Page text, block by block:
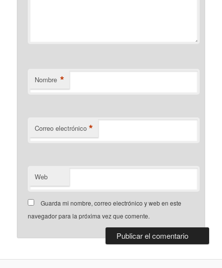
Nombre *
Correo electrónico *
Web
Guarda mi nombre, correo electrónico y web en este
navegador para la próxima vez que comente.